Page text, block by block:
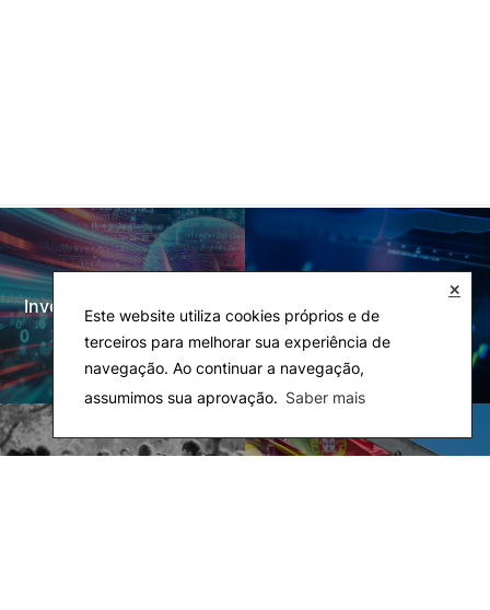
Este website utiliza cookies próprios e de
terceiros para melhorar sua experiência de
navegação. Ao continuar a navegação,
assumimos sua aprovação. Saber mais
✕
Investigação e Projetos Laboratórios